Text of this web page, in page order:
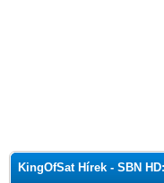
KingOfSat Hírek - SBN